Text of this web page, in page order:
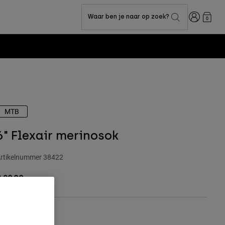
Waar ben je naar op zoek? Inloggen
0
MTB
Flexair merinosok
38422
29,99